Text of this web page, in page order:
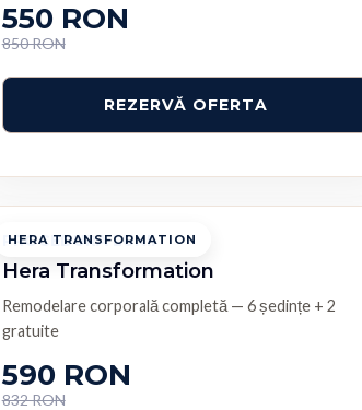
550 RON
850 RON
HERA TRANSFORMATION
PROCEDURA LUNII
Hera Transformation
Remodelare corporală completă — 6 ședințe + 2
gratuite
590 RON
832 RON